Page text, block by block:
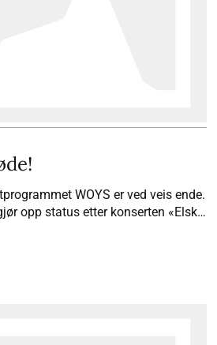
WOYS er ved veis ende.
opp status etter konserten «Elsk